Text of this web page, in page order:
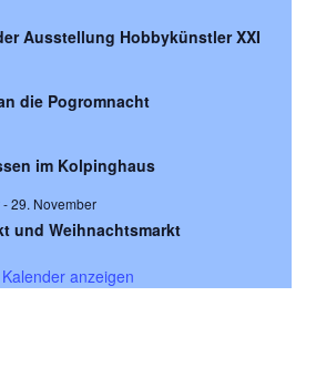
Ausstellung Hobbykünstler XXI
die Pogromnacht
im Kolpinghaus
-29. November
und Weihnachtsmarkt
Kalender anzeigen